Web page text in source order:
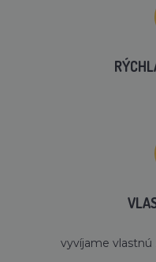
vyvíjame